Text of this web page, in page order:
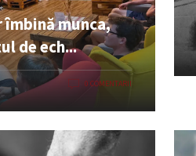
îmbină munca,
de ech...
0 COMENTARII